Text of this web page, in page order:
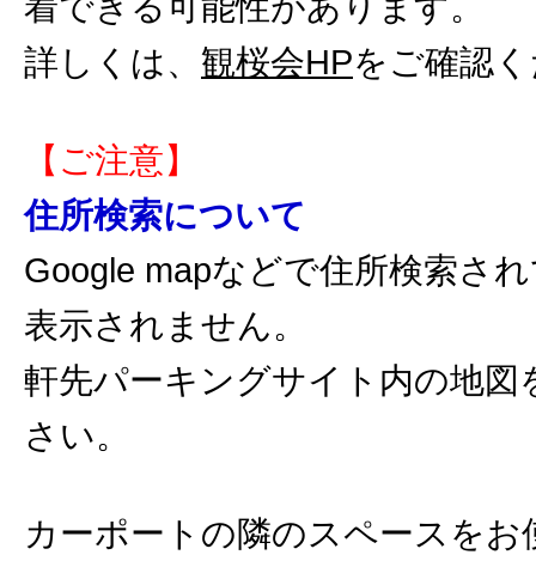
詳しくは、 観桜会HPをご確認
【ご注意】
住所検索について
Google mapなどで住所検索さ
表示されません。
軒先パーキングサイト内の地図
さい。
カーポートの隣のスペースをお